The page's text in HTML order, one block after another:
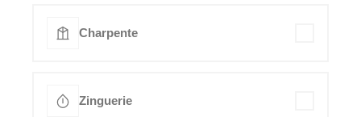
Charpente
Zinguerie